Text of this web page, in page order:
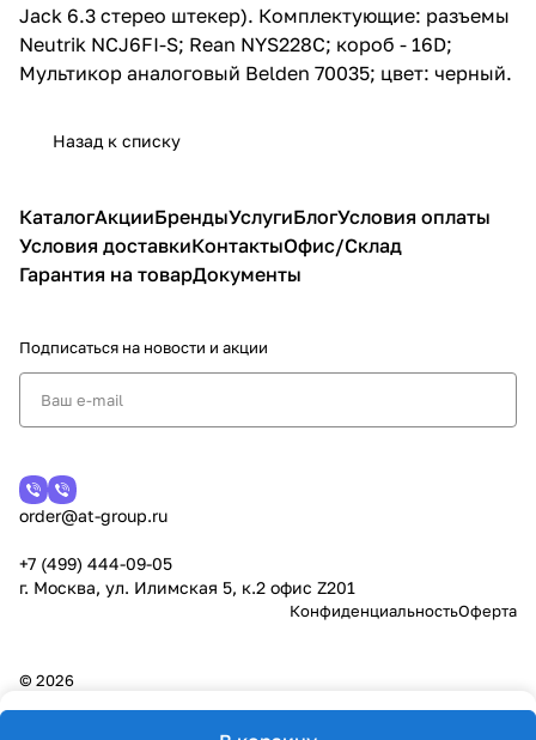
Jack 6.3 стерео штекер). Комплектующие: разъемы
Neutrik NCJ6FI-S; Rean NYS228C; короб - 16D;
Мультикор аналоговый Belden 70035; цвет: черный.
Назад к списку
КаталогАкцииБрендыУслугиБлогУсловия оплаты
Условия доставкиКонтактыОфис/Склад
Гарантия на товарДокументы
Подписаться на новости и акции
order@at-group.ru
+7 (499) 444-09-05
г. Москва, ул. Илимская 5, к.2 офис Z201
КонфиденциальностьОферта
© 2026